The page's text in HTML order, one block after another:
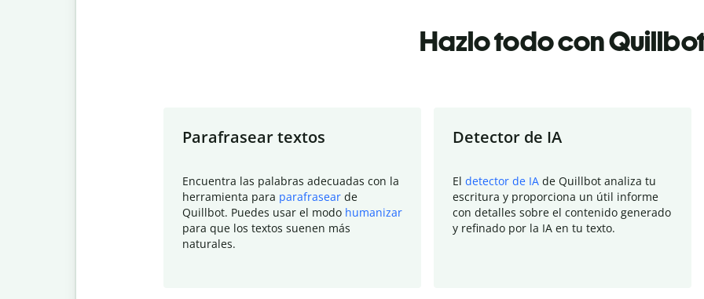
Hazlo todo con
Parafrasear textos
Encuentra las palabras adecuadas con la
herramienta para parafrasear de
Quillbot. Puedes usar el modo humanizar
para que los textos suenen más
naturales.
Detector de IA
El detector de IA de Quillbot analiza tu
escritura y proporciona un útil informe
con detalles sobre el contenido generado
y refinado por la IA en tu texto.